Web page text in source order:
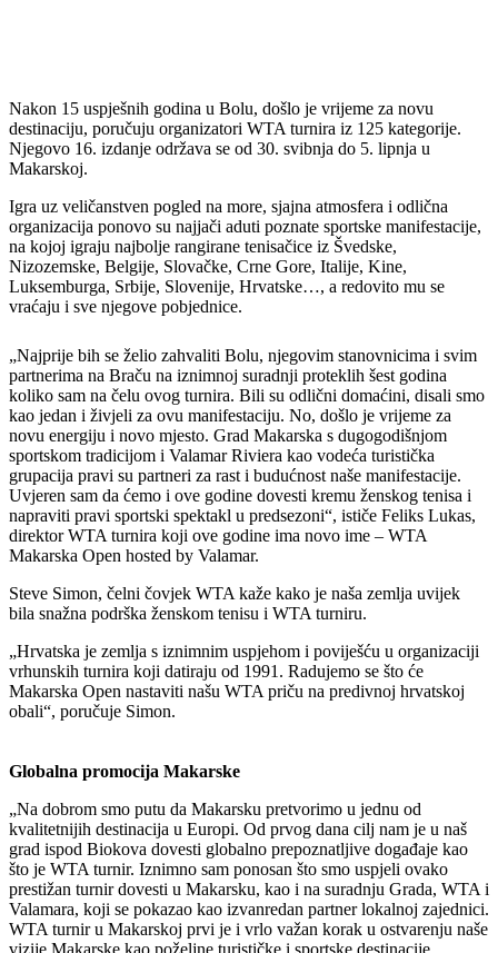
Nakon 15 uspješnih godina u Bolu, došlo je vrijeme za novu
destinaciju, poručuju organizatori WTA turnira iz 125 kategorije.
Njegovo 16. izdanje održava se od 30. svibnja do 5. lipnja u
Makarskoj.
Igra uz veličanstven pogled na more, sjajna atmosfera i odlična
organizacija ponovo su najjači aduti poznate sportske manifestacije,
na kojoj igraju najbolje rangirane tenisačice iz Švedske,
Nizozemske, Belgije, Slovačke, Crne Gore, Italije, Kine,
Luksemburga, Srbije, Slovenije, Hrvatske…, a redovito mu se
vraćaju i sve njegove pobjednice.
„Najprije bih se želio zahvaliti Bolu, njegovim stanovnicima i svim
partnerima na Braču na iznimnoj suradnji proteklih šest godina
koliko sam na čelu ovog turnira. Bili su odlični domaćini, disali smo
kao jedan i živjeli za ovu manifestaciju. No, došlo je vrijeme za
novu energiju i novo mjesto. Grad Makarska s dugogodišnjom
sportskom tradicijom i Valamar Riviera kao vodeća turistička
grupacija pravi su partneri za rast i budućnost naše manifestacije.
Uvjeren sam da ćemo i ove godine dovesti kremu ženskog tenisa i
napraviti pravi sportski spektakl u predsezoni“, ističe Feliks Lukas,
direktor WTA turnira koji ove godine ima novo ime – WTA
Makarska Open hosted by Valamar.
Steve Simon, čelni čovjek WTA kaže kako je naša zemlja uvijek
bila snažna podrška ženskom tenisu i WTA turniru.
„Hrvatska je zemlja s iznimnim uspjehom i poviješću u organizaciji
vrhunskih turnira koji datiraju od 1991. Radujemo se što će
Makarska Open nastaviti našu WTA priču na predivnoj hrvatskoj
obali“, poručuje Simon.
Globalna promocija Makarske
„Na dobrom smo putu da Makarsku pretvorimo u jednu od
kvalitetnijih destinacija u Europi. Od prvog dana cilj nam je u naš
grad ispod Biokova dovesti globalno prepoznatljive događaje kao
što je WTA turnir. Iznimno sam ponosan što smo uspjeli ovako
prestižan turnir dovesti u Makarsku, kao i na suradnju Grada, WTA i
Valamara, koji se pokazao kao izvanredan partner lokalnoj zajednici.
WTA turnir u Makarskoj prvi je i vrlo važan korak u ostvarenju naše
vizije Makarske kao poželjne turističke i sportske destinacije.